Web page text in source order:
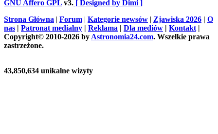
GNU Affero GPL v3. [ Designed by Dimi ]
Strona Główna | Forum | Kategorie newsów | Zjawiska 2026 | O
nas | Patronat medialny | Reklama | Dla mediów | Kontakt |
Copyright© 2010-2026 by Astronomia24.com. Wszelkie prawa
zastrzeżone.
43,850,634 unikalne wizyty